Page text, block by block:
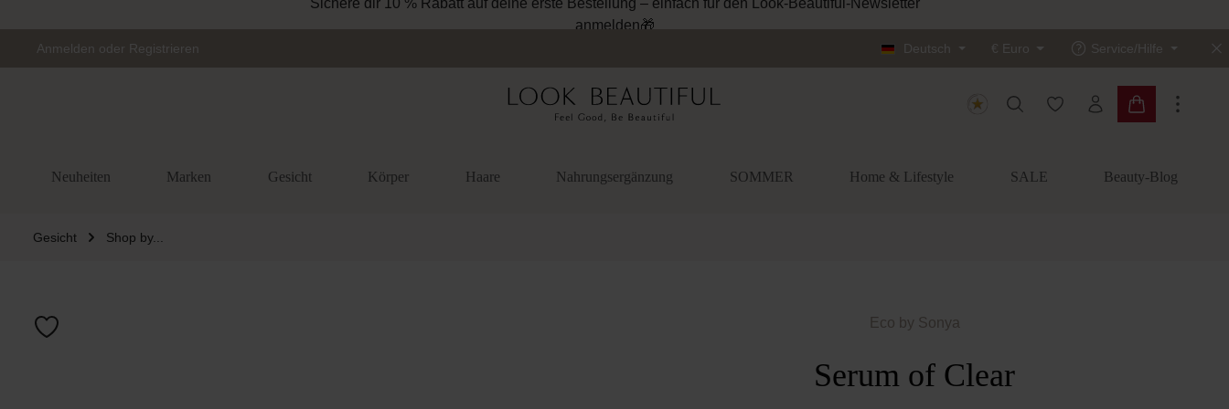
Sichere dir 10 % Rabatt auf deine erste Bestellung – einfach für den Look-Beautiful-Newsletter
anmelden🎁
Anmelden oder Registrieren Deutsch € Euro Service/Hilfe
Du hast 0 Produkte auf
Warenkorb
Neuheiten Marken Gesicht Körper Haare Nahrungsergänzung SOMMER Home & Lifestyle SALE Beauty-Blog
Gesicht Shop by...
Eco by Sonya
Serum of Clear